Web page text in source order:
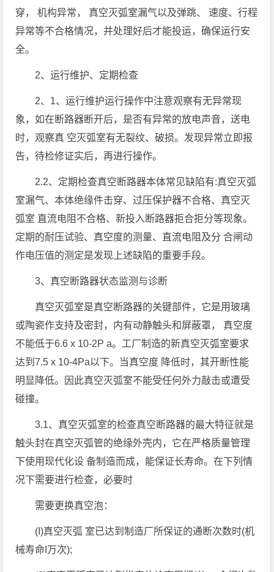
穿， 机构异常， 真空灭弧室漏气以及弹跳、 速度、行程
异常等不合格情况，并处理好后才能投运，确保运行安
全。
2、运行维护、定期检查
2、1、运行维护运行操作中注意观察有无异常现
象，如在断路器断开后，是否有异常的放电声音，送电
时，观察真 空灭弧室有无裂纹、破损。发现异常立即报
告，待检修证实后，再进行操作。
2.2、定期检查真空断路器本体常见缺陷有:真空灭弧
室漏气、本体绝缘件击穿、过压保护器不合格、真空灭
弧室 直流电阻不合格、新投入断路器拒合拒分等现象。
定期的耐压试验、真空度的测量、直流电阻及分 合闸动
作电压值的测定是发现上述缺陷的重要手段。
3、真空断路器状态监测与诊断
真空灭弧室是真空断路器的关键部件，它是用玻璃
或陶瓷作支持及密封，内有动静触头和屏蔽罩， 真空度
不能低于6.6 x 10-2P a。工厂制造的新真空灭弧室要求
达到7.5 x 10-4Pa以下。当真空度 降低时，其开断性能
明显降低。因此真空灭弧室不能受任何外力敲击或遭受
碰撞。
3.1、真空灭弧室的检查真空断路器的最大特征就是
触头封在真空灭弧管的绝缘外壳内，它在严格质量管理
下使用现代化设 备制造而成，能保证长寿命。在下列情
况下需要进行检查，必要时
需要更换真空泡：
(I)真空灭弧 室已达到制造厂所保证的通断次数时(机
械寿命I万次);